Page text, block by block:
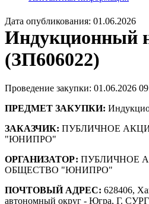
Дата опубликования: 01.06.2026
Индукционный
(ЗП606022)
Проведение закупки: 01.06.2026
ПРЕДМЕТ ЗАКУПКИ:
ЗАКАЗЧИК: ПУБЛИЧНОЕ
"ЮНИПРО"
ОРГАНИЗАТОР: ПУБЛИЧНОЕ
ОБЩЕСТВО "ЮНИПРО"
ПОЧТОВЫЙ АДРЕС: 628406,
автономный округ - Югра, Г.